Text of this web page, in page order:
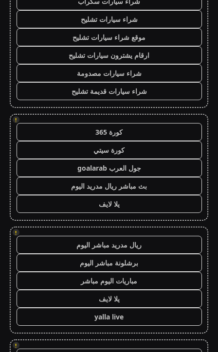
شراء سيارات تشليح
موقع شراء سيارات تشليح
ارقام يشترون سيارات تشليح
شراء سيارات مصدومة
شراء سيارات قديمة تشليح
!
كورة 365
كورة سيتي
جول العرب goalarab
بث مباشر ريال مدريد اليوم
يلا لايف
!
ريال مدريد مباشر اليوم
برشلونة مباشر اليوم
مباريات اليوم مباشر
يلا لايف
yalla live
!